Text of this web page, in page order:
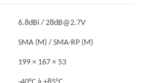
6.8dBi / 28dB@2.7V
SMA (M) / SMA-RP (M)
199 × 167 × 53